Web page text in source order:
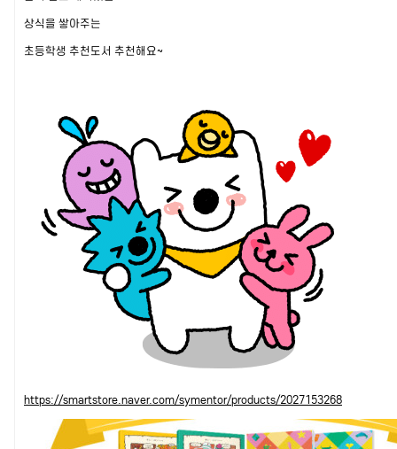
상식을 쌓아주는
초등학생 추천도서 추천해요~
https://smartstore.naver.com/symentor/products/2027153268